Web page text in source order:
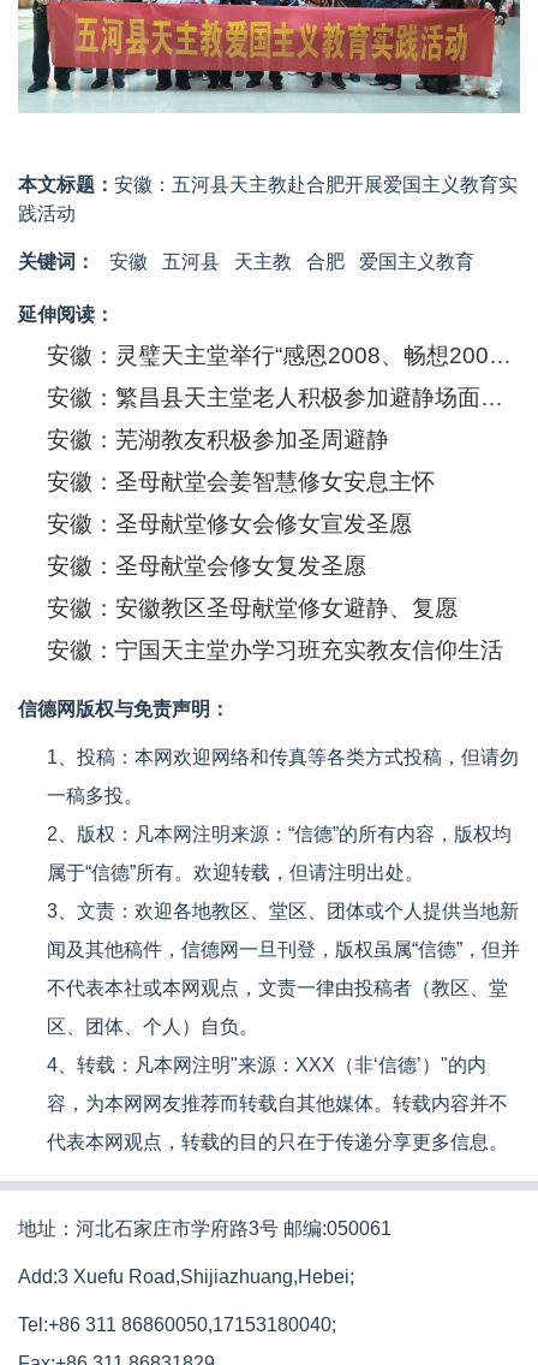
本文标题： 安徽：五河县天主教赴合肥开展爱国主义教育实
践活动
关键词： 安徽 五河县 天主教 合肥 爱国主义教育
延伸阅读：
安徽：灵璧天主堂举行“感恩2008、畅想2009”新年联谊会
安徽：繁昌县天主堂老人积极参加避静场面感人
安徽：芜湖教友积极参加圣周避静
安徽：圣母献堂会姜智慧修女安息主怀
安徽：圣母献堂修女会修女宣发圣愿
安徽：圣母献堂会修女复发圣愿
安徽：安徽教区圣母献堂修女避静、复愿
安徽：宁国天主堂办学习班充实教友信仰生活
信德网版权与免责声明：
1、投稿：本网欢迎网络和传真等各类方式投稿，但请勿
一稿多投。
2、版权：凡本网注明来源：“信德”的所有内容，版权均
属于“信德”所有。欢迎转载，但请注明出处。
3、文责：欢迎各地教区、堂区、团体或个人提供当地新
闻及其他稿件，信德网一旦刊登，版权虽属“信德”，但并
不代表本社或本网观点，文责一律由投稿者（教区、堂
区、团体、个人）自负。
4、转载：凡本网注明"来源：XXX（非‘信德’）"的内
容，为本网网友推荐而转载自其他媒体。转载内容并不
代表本网观点，转载的目的只在于传递分享更多信息。
地址：河北石家庄市学府路3号 邮编:050061
Add:3 Xuefu Road,Shijiazhuang,Hebei;
Tel:+86 311 86860050,17153180040;